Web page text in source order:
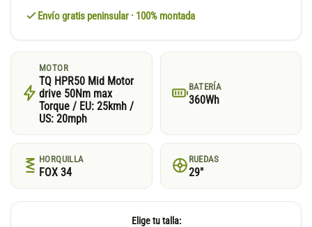
Envío gratis peninsular · 100% montada
MOTOR
TQ HPR50 Mid Motor
drive 50Nm max
Torque / EU: 25kmh /
US: 20mph
BATERÍA
360Wh
HORQUILLA
FOX 34
RUEDAS
29"
Elige tu talla: